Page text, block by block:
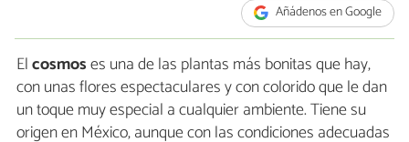
Añádenos en Google
Elcosmoses una de las plantas más bonitas que hay,
con unas flores espectaculares y con colorido que le dan
un toque muy especial a cualquier ambiente. Tiene su
origen en México, aunque con las condiciones adecuadas